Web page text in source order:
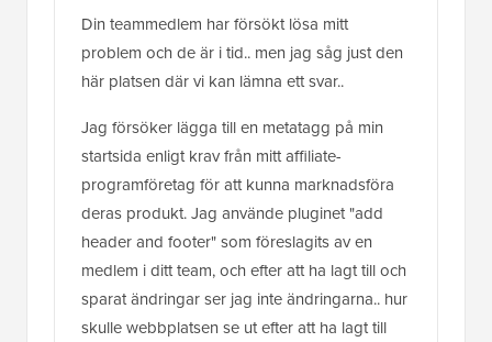
Din teammedlem har försökt lösa mitt
problem och de är i tid.. men jag såg just den
här platsen där vi kan lämna ett svar..
Jag försöker lägga till en metatagg på min
startsida enligt krav från mitt affiliate-
programföretag för att kunna marknadsföra
deras produkt. Jag använde pluginet "add
header and footer" som föreslagits av en
medlem i ditt team, och efter att ha lagt till och
sparat ändringar ser jag inte ändringarna.. hur
skulle webbplatsen se ut efter att ha lagt till